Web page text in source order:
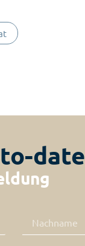
date